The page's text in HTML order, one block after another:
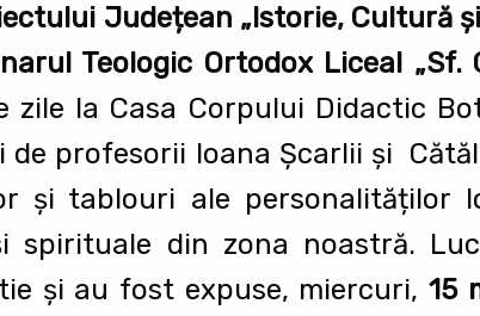
Județean „Istorie, Cultură
Teologic Ortodox Liceal „Sf.
la Casa Corpului Didactic
profesorii Ioana Șcarlii și
și tablouri ale personalităților
spirituale din zona noastră.
și au fost expuse, miercuri,15